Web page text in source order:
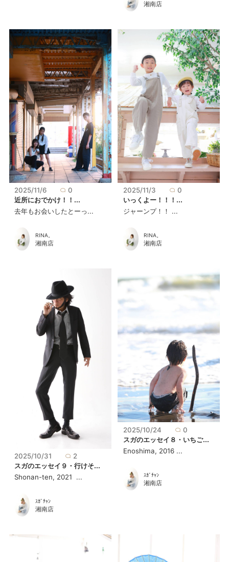
湘南店
2025/11/6
0
近所におでかけ！！...
去年もお会いしたとーっ...
RINA。
湘南店
2025/11/3
0
いっくよー！！！...
ジャーンプ！！ ...
RINA。
湘南店
2025/10/31
2
スガのエッセイ９・行けそ...
Shonan-ten, 2021 ...
ｽｶﾞﾁｬﾝ
湘南店
2025/10/24
0
スガのエッセイ８・いちご...
Enoshima, 2016 ...
ｽｶﾞﾁｬﾝ
湘南店